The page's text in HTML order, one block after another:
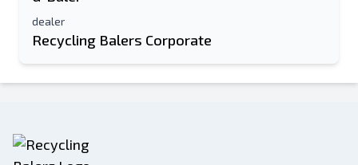
dealer
Recycling Balers Corporate